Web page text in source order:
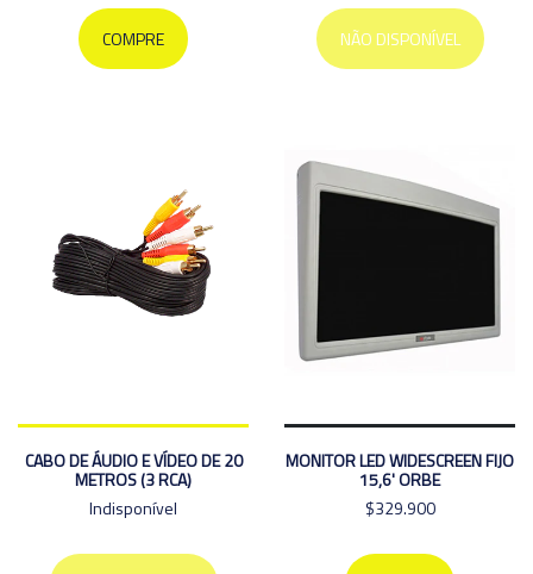
COMPRE NÃO DISPONÍVEL
CABO DE ÁUDIO E VÍDEO DE 20
METROS (3 RCA)
Indisponível
MONITOR LED WIDESCREEN FIJO
15,6' ORBE
$329.900